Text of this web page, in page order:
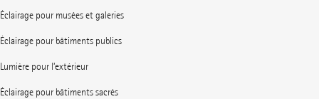
Éclairage pour musées et galeries
Éclairage pour bâtiments publics
Lumière pour l’extérieur
Éclairage pour bâtiments sacrés